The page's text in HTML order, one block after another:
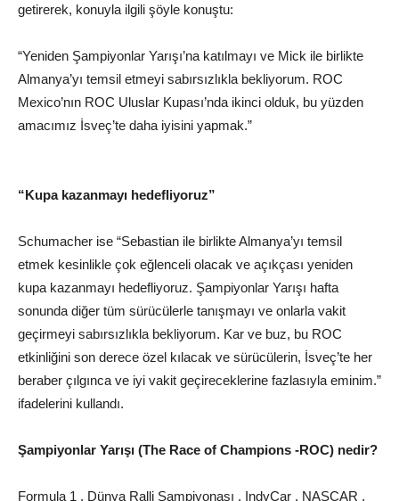
getirerek, konuyla ilgili şöyle konuştu:
“Yeniden Şampiyonlar Yarışı’na katılmayı ve Mick ile birlikte
Almanya’yı temsil etmeyi sabırsızlıkla bekliyorum. ROC
Mexico’nın ROC Uluslar Kupası’nda ikinci olduk, bu yüzden
amacımız İsveç’te daha iyisini yapmak.”
“Kupa kazanmayı hedefliyoruz”
Schumacher ise “Sebastian ile birlikte Almanya’yı temsil
etmek kesinlikle çok eğlenceli olacak ve açıkçası yeniden
kupa kazanmayı hedefliyoruz. Şampiyonlar Yarışı hafta
sonunda diğer tüm sürücülerle tanışmayı ve onlarla vakit
geçirmeyi sabırsızlıkla bekliyorum. Kar ve buz, bu ROC
etkinliğini son derece özel kılacak ve sürücülerin, İsveç’te her
beraber çılgınca ve iyi vakit geçireceklerine fazlasıyla eminim.”
ifadelerini kullandı.
Şampiyonlar Yarışı (The Race of Champions -ROC) nedir?
Formula 1 , Dünya Ralli Şampiyonası , IndyCar , NASCAR ,